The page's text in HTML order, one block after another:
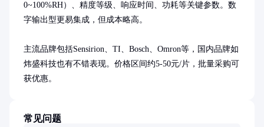
0~100%RH）、精度等级、响应时间、功耗等关键参数。数
字输出型更易集成，但成本略高。
主流品牌包括Sensirion、TI、Bosch、Omron等，国内品牌如
炜盛科技也有不错表现。价格区间约5-50元/片，批量采购可
获优惠。
常见问题